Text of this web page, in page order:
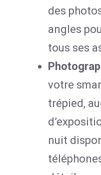
des
angles
tous ses
votre
trépied,
nuit